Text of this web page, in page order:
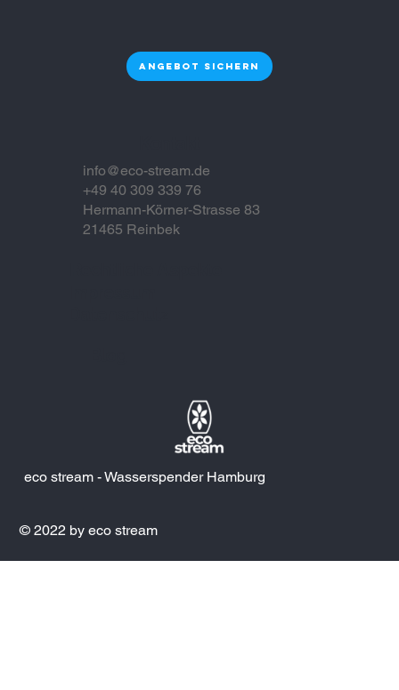
Angebot sichern
info@eco-stream.de
+49 40 309 339 76
Hermann-Körner-Strasse 83
21465 Reinbek
eco stream - Wasserspender Hamburg
© 2022 by eco stream